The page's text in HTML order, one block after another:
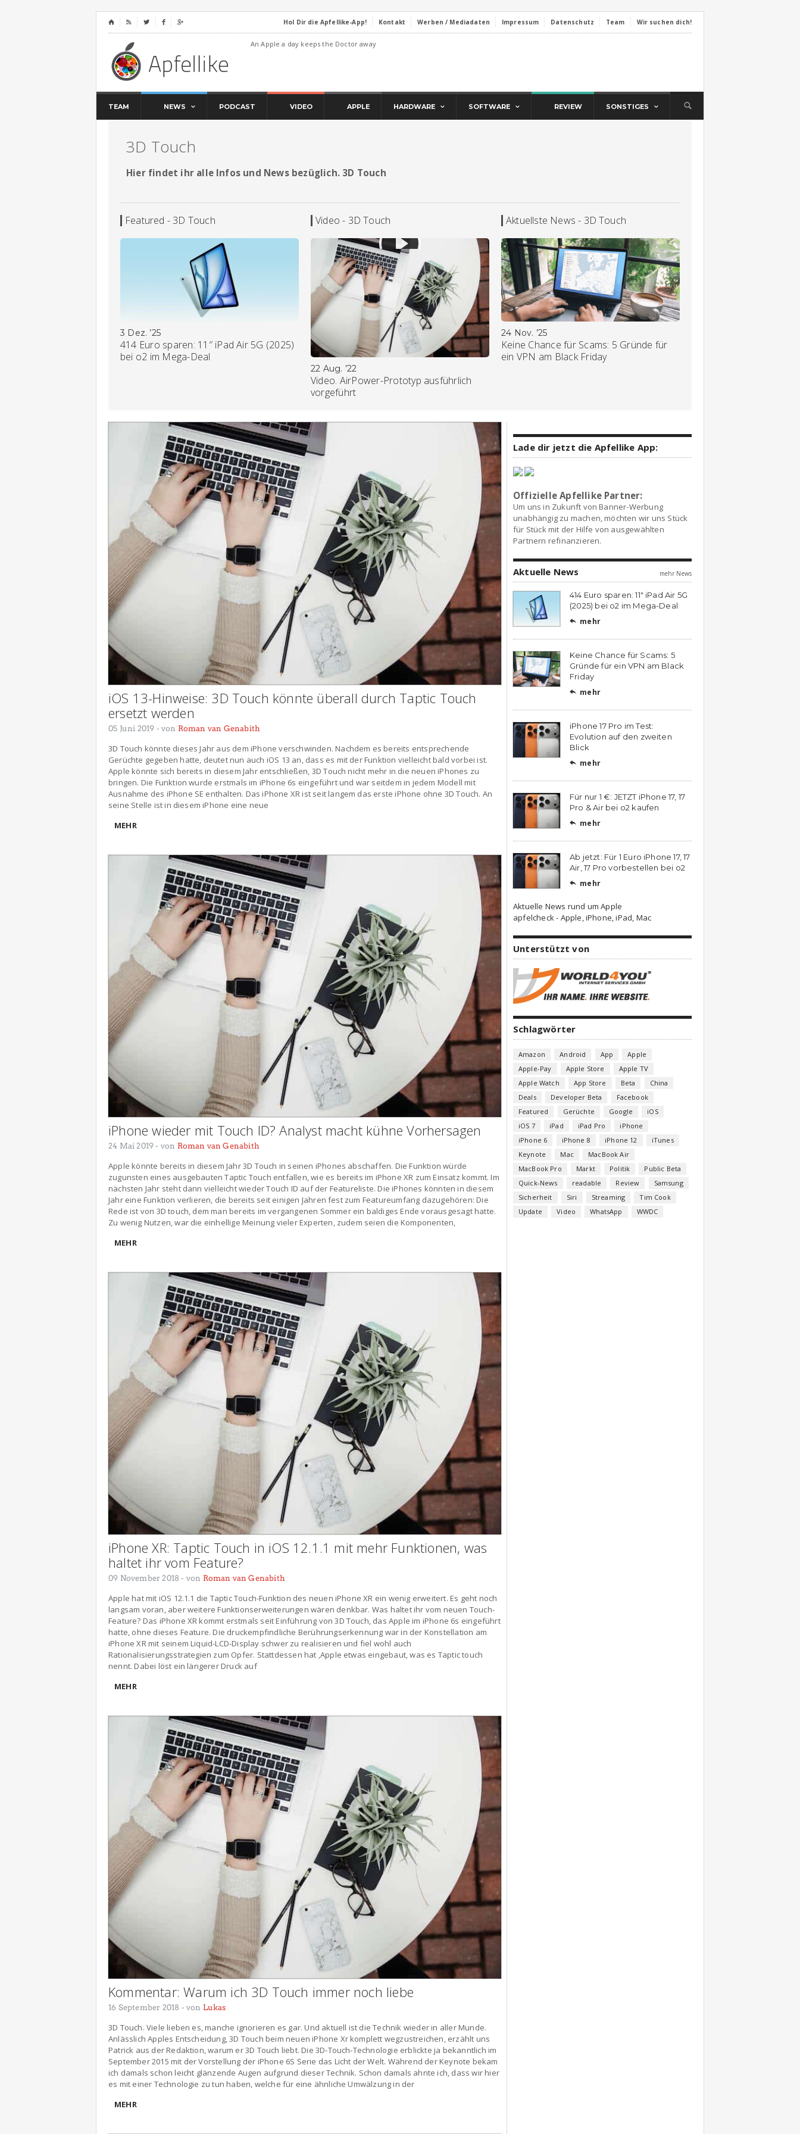
⌂     Hol Dir die Apfellike-App! Kontakt Werben / Mediadaten Impressum Datenschutz Team Wir suchen dich!
An Apple a day keeps the Doctor away
TEAM NEWS PODCAST VIDEO APPLE HARDWARE SOFTWARE REVIEW SONSTIGES
3D Touch
Hier findet ihr alle Infos und News bezüglich. 3D Touch
Featured - 3D Touch
3 Dez. ’25
414 Euro sparen: 11″ iPad Air 5G (2025)
bei o2 im Mega-Deal
Video - 3D Touch
22 Aug. ’22
Video. AirPower-Prototyp ausführlich
vorgeführt
Aktuellste News - 3D Touch
24 Nov. ’25
Keine Chance für Scams: 5 Gründe für
ein VPN am Black Friday
iOS 13-Hinweise: 3D Touch könnte überall durch Taptic Touch
ersetzt werden
05 Juni 2019 - von Roman van Genabith
3D Touch könnte dieses Jahr aus dem iPhone verschwinden. Nachdem es bereits entsprechende
Gerüchte gegeben hatte, deutet nun auch iOS 13 an, dass es mit der Funktion vielleicht bald vorbei ist.
Apple könnte sich bereits in diesem Jahr entschließen, 3D Touch nicht mehr in die neuen iPhones zu
bringen. Die Funktion wurde erstmals im iPhone 6s eingeführt und war seitdem in jedem Modell mit
Ausnahme des iPhone SE enthalten. Das iPhone XR ist seit langem das erste iPhone ohne 3D Touch. An
seine Stelle ist in diesem iPhone eine neue
MEHR
iPhone wieder mit Touch ID? Analyst macht kühne Vorhersagen
24 Mai 2019 - von Roman van Genabith
Apple könnte bereits in diesem Jahr 3D Touch in seinen iPhones abschaffen. Die Funktion würde
zugunsten eines ausgebauten Taptic Touch entfallen, wie es bereits im iPhone XR zum Einsatz kommt. Im
nächsten Jahr steht dann vielleicht wieder Touch ID auf der Featureliste. Die iPhones könnten in diesem
Jahr eine Funktion verlieren, die bereits seit einigen Jahren fest zum Featureumfang dazugehören: Die
Rede ist von 3D touch, dem man bereits im vergangenen Sommer ein baldiges Ende vorausgesagt hatte.
Zu wenig Nutzen, war die einhellige Meinung vieler Experten, zudem seien die Komponenten,
MEHR
iPhone XR: Taptic Touch in iOS 12.1.1 mit mehr Funktionen, was
haltet ihr vom Feature?
09 November 2018 - von Roman van Genabith
Apple hat mit iOS 12.1.1 die Taptic Touch-Funktion des neuen iPhone XR ein wenig erweitert. Es geht noch
langsam voran, aber weitere Funktionserweiterungen wären denkbar. Was haltet ihr vom neuen Touch-
Feature? Das iPhone XR kommt erstmals seit Einführung von 3D Touch, das Apple im iPhone 6s eingeführt
hatte, ohne dieses Feature. Die druckempfindliche Berührungserkennung war in der Konstellation am
iPhone XR mit seinem Liquid-LCD-Display schwer zu realisieren und fiel wohl auch
Rationalisierungsstrategien zum Opfer. Stattdessen hat ‚Apple etwas eingebaut, was es Taptic touch
nennt. Dabei löst ein längerer Druck auf
MEHR
Kommentar: Warum ich 3D Touch immer noch liebe
16 September 2018 - von Lukas
3D Touch. Viele lieben es, manche ignorieren es gar. Und aktuell ist die Technik wieder in aller Munde.
Anlässlich Apples Entscheidung, 3D Touch beim neuen iPhone Xr komplett wegzustreichen, erzählt uns
Patrick aus der Redaktion, warum er 3D Touch liebt. Die 3D-Touch-Technologie erblickte ja bekanntlich im
September 2015 mit der Vorstellung der iPhone 6S Serie das Licht der Welt. Während der Keynote bekam
ich damals schon leicht glänzende Augen aufgrund dieser Technik. Schon damals ahnte ich, dass wir hier
es mit einer Technologie zu tun haben, welche für eine ähnliche Umwälzung in der
MEHR
Lade dir jetzt die Apfellike App:
Offizielle Apfellike Partner:
Um uns in Zukunft von Banner-Werbung
unabhängig zu machen, möchten wir uns Stück
für Stück mit der Hilfe von ausgewählten
Partnern refinanzieren.
Aktuelle News mehr News
414 Euro sparen: 11″ iPad Air 5G
(2025) bei o2 im Mega-Deal
 mehr
Keine Chance für Scams: 5
Gründe für ein VPN am Black
Friday
 mehr
iPhone 17 Pro im Test:
Evolution auf den zweiten
Blick
 mehr
Für nur 1 €: JETZT iPhone 17, 17
Pro & Air bei o2 kaufen
 mehr
Ab jetzt: Für 1 Euro iPhone 17, 17
Air, 17 Pro vorbestellen bei o2
 mehr
Aktuelle News rund um Apple
apfelcheck - Apple, iPhone, iPad, Mac
Unterstützt von
Schlagwörter
Amazon Android App
Apple
Apple-Pay
Apple Store
Apple TV
Apple Watch
App Store Beta
China
Deals
Developer Beta
Facebook
Featured
Gerüchte Google
iOS
iOS 7
iPad iPad Pro
iPhone
iPhone 6
iPhone 8 iPhone 12
iTunes
Keynote
Mac
MacBook Air
MacBook Pro
Markt Politik
Public Beta
Quick-News
readable Review
Samsung
Sicherheit
Siri Streaming
Tim Cook
Update
Video WhatsApp WWDC